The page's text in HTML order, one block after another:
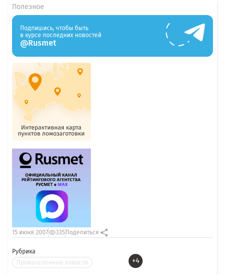
Рубрика
Промышленные новости
+4
15 июня 2007 335 Поделиться
Полезное
Подпишись, чтобы быть
в курсе последних новостей
@Rusmet